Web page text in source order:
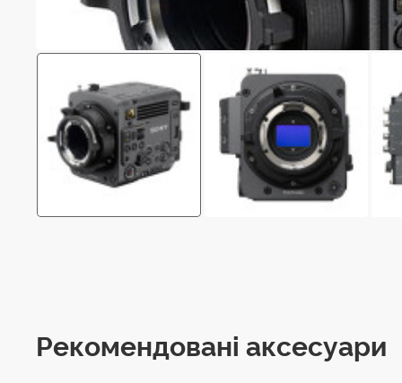
Рекомендовані аксесуари